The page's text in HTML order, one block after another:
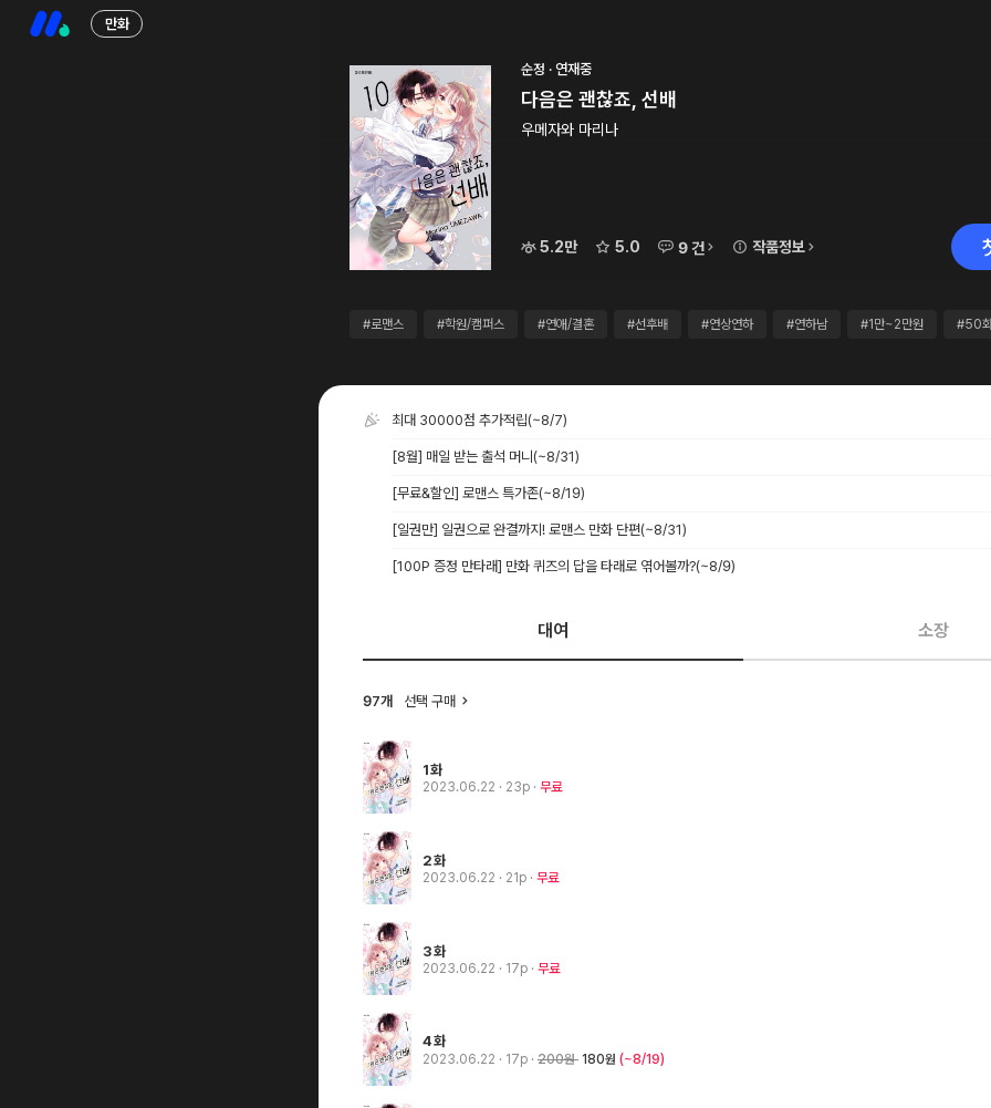
만화
순정 · 연재중
다음은 괜찮죠, 선배
우메자와 마리나
5.2만 5.0 9 건 작품정보
#로맨스 #학원/캠퍼스 #연애/결혼 #선후배 #연상연하 #연하남 #1만~2만원 #50
최대 30000점 추가적립(~8/7)
[8월] 매일 받는 출석 머니 (~8/31)
[무료&할인] 로맨스 특가존(~8/19)
[일권만] 일권으로 완결까지! 로맨스 만화 단편(~8/31)
[100P 증정 만타래] 만화 퀴즈의 답을 타래로 엮어볼까?(~8/9)
대여 소장
97개 선택 구매
1화
2023.06.22 · 23p 무료
2화
2023.06.22 · 21p 무료
3화
2023.06.22 · 17p 무료
4화
2023.06.22 · 17p 200원 180원 (~8/19)